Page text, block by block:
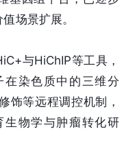
场景扩展。
与HiChIP等工具，
染色质中的三维分
饰等远程调控机制，
生物学与肿瘤转化研